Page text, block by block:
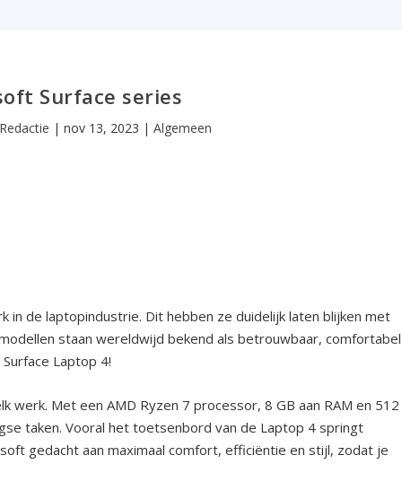
Surface series
| nov 13, 2023 | Algemeen
in de laptopindustrie. Dit hebben ze duidelijk laten blijken met
staan wereldwijd bekend als betrouwbaar, comfortabel
Laptop 4!
Met een AMD Ryzen 7 processor, 8 GB aan RAM en 512
taken. Vooral het toetsenbord van de Laptop 4 springt
gedacht aan maximaal comfort, efficiëntie en stijl, zodat je